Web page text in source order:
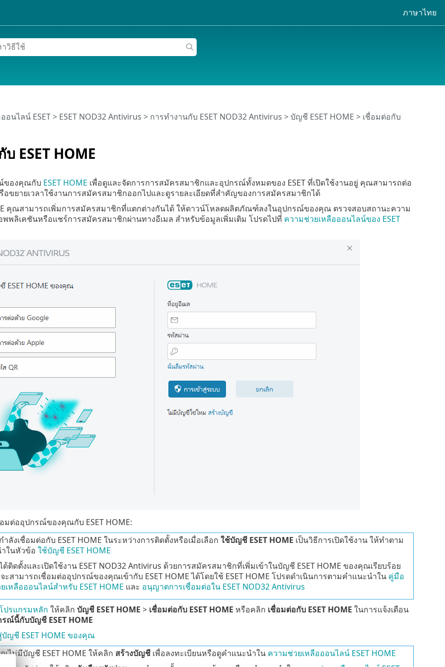
ภาษาไทย
ESET HOME
อนไลน์ ESET> ESET NOD32 Antivirus > การทำงานกับ ESET NOD32 Antivirus >บัญชี ESET HOME > เชื่อมต่อกับ
ของคุณกับ ESET HOME เพื่อดูและจัดการการสมัครสมาชิกและอุปกรณ์ทั้งหมดของ ESET ที่เปิดใช้งานอยู่ คุณสามารถต่อ
อขยายเวลาใช้งานการสมัครสมาชิกออกไปและดูรายละเอียดที่สำคัญของการสมัครสมาชิกได้
คุณสามารถเพิ่มการสมัครสมาชิกที่แตกต่างกันได้ ให้ดาวน์โหลดผลิตภัณฑ์ลงในอุปกรณ์ของคุณ ตรวจสอบสถานะความ
พลิเคชันหรือแชร์การสมัครสมาชิกผ่านทางอีเมล สำหรับข้อมูลเพิ่มเติม โปรดไปที่ ความช่วยเหลือออนไลน์ของ ESET
มต่ออุปกรณ์ของคุณกับ ESET HOME:
ลังเชื่อมต่อกับ ESET HOME ในระหว่างการติดตั้งหรือเมื่อเลือก ใช้บัญชี ESET HOME เป็นวิธีการเปิดใช้งาน ให้ทำตาม
ในหัวข้อ ใช้บัญชี ESET HOME
ติดตั้งและเปิดใช้งาน ESET NOD32 Antivirus ด้วยการสมัครสมาชิกที่เพิ่มเข้าในบัญชี ESET HOME ของคุณเรียบร้อย
สามารถเชื่อมต่ออุปกรณ์ของคุณเข้ากับ ESET HOME ได้โดยใช้ ESET HOME โปรดดำเนินการตามคำแนะนำใน คู่มือ
เหลือออนไลน์สำหรับ ESET HOME และ อนุญาตการเชื่อมต่อใน ESET NOD32 Antivirus
ปรแกรมหลัก ให้คลิก บัญชี ESET HOME > เชื่อมต่อกับ ESET HOME หรือคลิก เชื่อมต่อกับ ESET HOME ในการแจ้งเตือน
ณ์นี้กับบัญชี ESET HOME
ญชี ESET HOME ของคุณ
ไม่มีบัญชี ESET HOME ให้คลิก สร้างบัญชีเพื่อลงทะเบียนหรือดูคำแนะนำใน ความช่วยเหลือออนไลน์ ESET HOME